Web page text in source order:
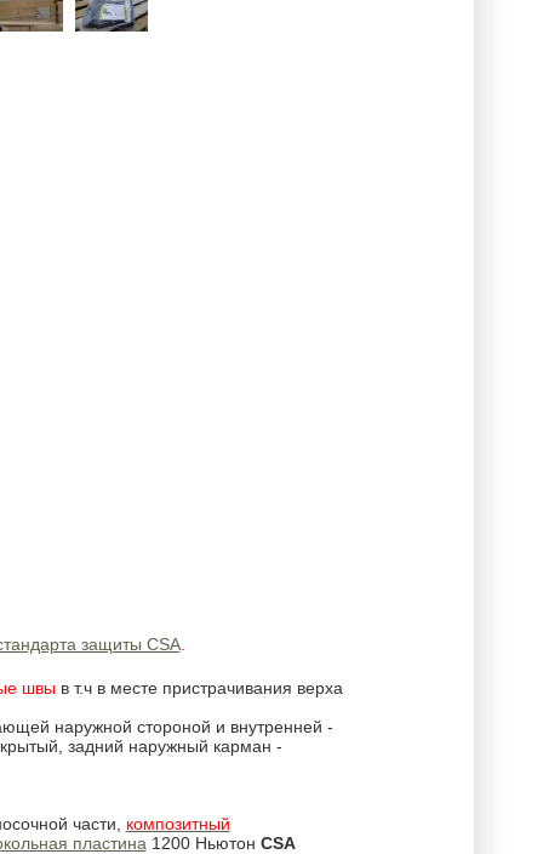
защиты CSA.
швыв т.ч в месте пристрачивания верха
наружной стороной и внутренней -
задний наружный карман -
части, композитный
пластина 1200 Ньютон CSA